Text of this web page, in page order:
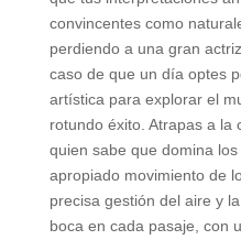
convincentes como
perdiendo a una gran
caso de que un día optes
artística para explorar el
rotundo éxito. Atrapas a la
quien sabe que domina
apropiado movimiento de
precisa gestión del aire y
boca en cada pasaje, con